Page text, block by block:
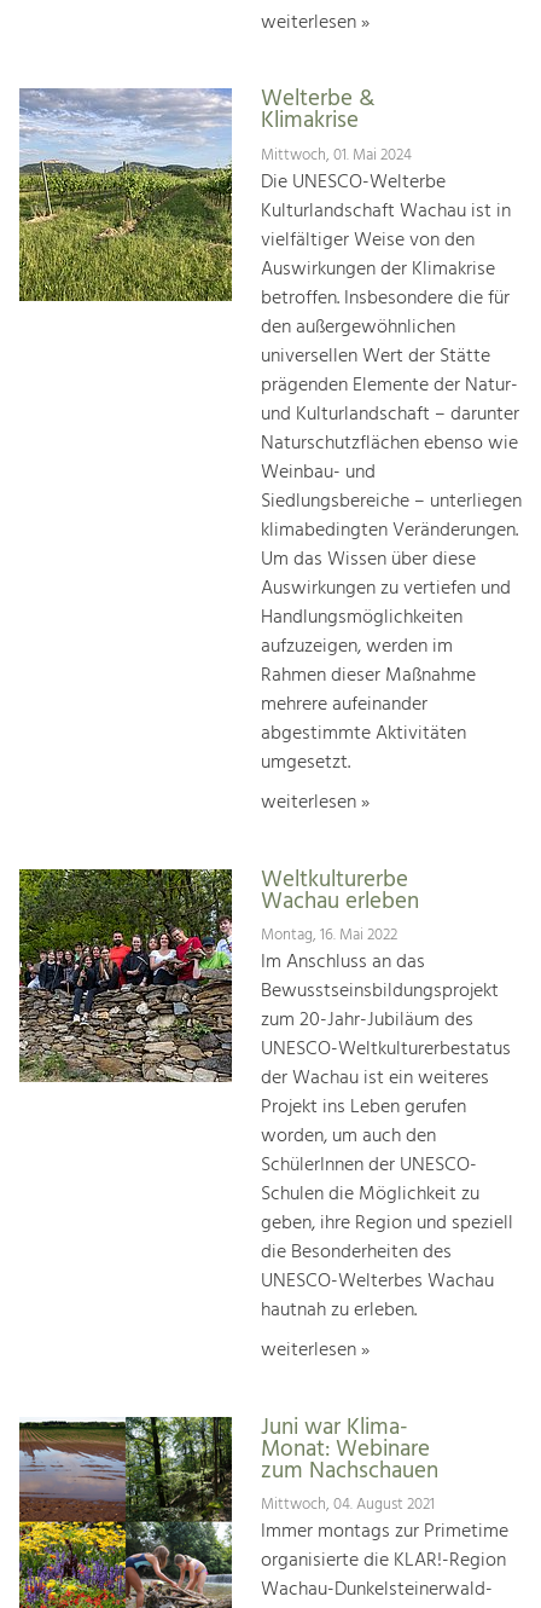
weiterlesen »
Welterbe &
Klimakrise
Mittwoch, 01. Mai 2024
Die UNESCO-Welterbe
Kulturlandschaft Wachau ist in
vielfältiger Weise von den
Auswirkungen der Klimakrise
betroffen. Insbesondere die für
den außergewöhnlichen
universellen Wert der Stätte
prägenden Elemente der Natur-
und Kulturlandschaft – darunter
Naturschutzflächen ebenso wie
Weinbau- und
Siedlungsbereiche – unterliegen
klimabedingten Veränderungen.
Um das Wissen über diese
Auswirkungen zu vertiefen und
Handlungsmöglichkeiten
aufzuzeigen, werden im
Rahmen dieser Maßnahme
mehrere aufeinander
abgestimmte Aktivitäten
umgesetzt.
weiterlesen »
Weltkulturerbe
Wachau erleben
Montag, 16. Mai 2022
Im Anschluss an das
Bewusstseinsbildungsprojekt
zum 20-Jahr-Jubiläum des
UNESCO-Weltkulturerbestatus
der Wachau ist ein weiteres
Projekt ins Leben gerufen
worden, um auch den
SchülerInnen der UNESCO-
Schulen die Möglichkeit zu
geben, ihre Region und speziell
die Besonderheiten des
UNESCO-Welterbes Wachau
hautnah zu erleben.
weiterlesen »
Juni war Klima-
Monat: Webinare
zum Nachschauen
Mittwoch, 04. August 2021
Immer montags zur Primetime
organisierte die KLAR!-Region
Wachau-Dunkelsteinerwald-